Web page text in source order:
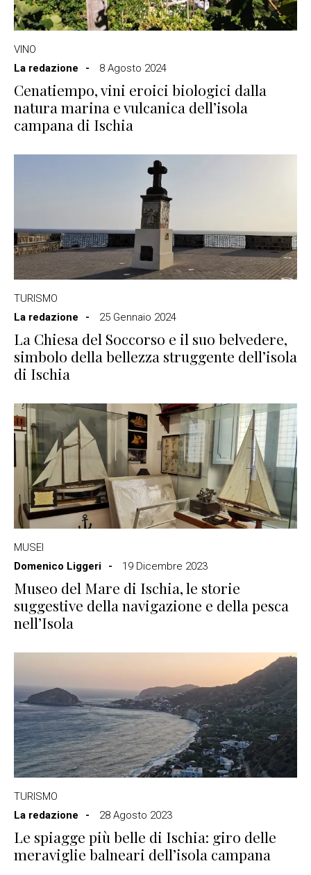
VINO
La redazione
8 Agosto 2024
Cenatiempo, vini eroici biologici dalla
natura marina e vulcanica dell’isola
campana di Ischia
TURISMO
La redazione
25 Gennaio 2024
La Chiesa del Soccorso e il suo belvedere,
simbolo della bellezza struggente dell’isola
di Ischia
MUSEI
Domenico Liggeri
19 Dicembre 2023
Museo del Mare di Ischia, le storie
suggestive della navigazione e della pesca
nell’Isola
TURISMO
La redazione
28 Agosto 2023
Le spiagge più belle di Ischia: giro delle
meraviglie balneari dell’isola campana